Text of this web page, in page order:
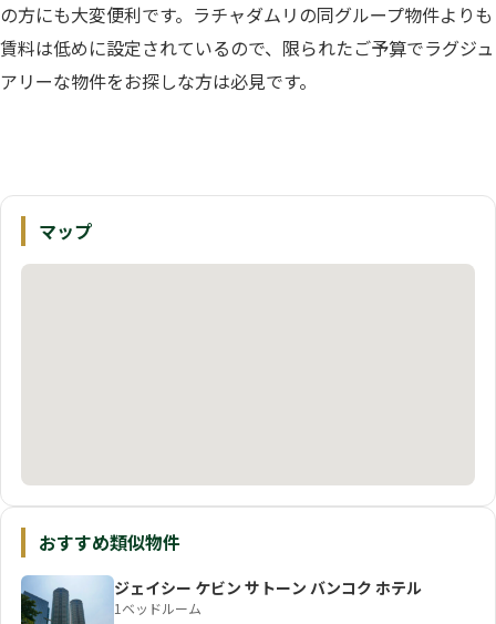
の方にも大変便利です。ラチャダムリの同グループ物件よりも
賃料は低めに設定されているので、限られたご予算でラグジュ
アリーな物件をお探しな方は必見です。
マップ
おすすめ類似物件
ジェイシー ケビン サトーン バンコク ホテル
1ベッドルーム